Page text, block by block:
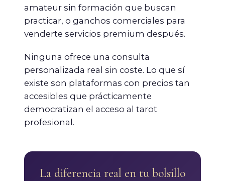
amateur sin formación que buscan
practicar, o ganchos comerciales para
venderte servicios premium después.
Ninguna ofrece una consulta
personalizada real sin coste. Lo que sí
existe son plataformas con precios tan
accesibles que prácticamente
democratizan el acceso al tarot
profesional.
La diferencia real en tu bolsillo